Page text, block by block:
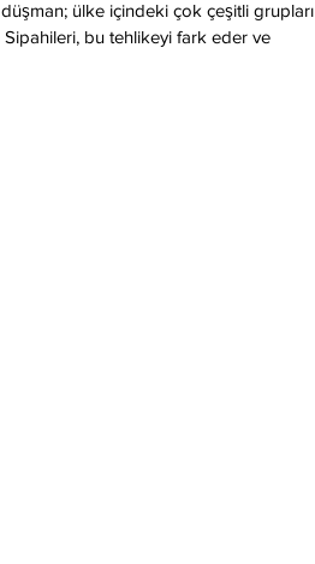
ülke içindeki çok çeşitli grupları
Sipahileri, bu tehlikeyi fark eder ve